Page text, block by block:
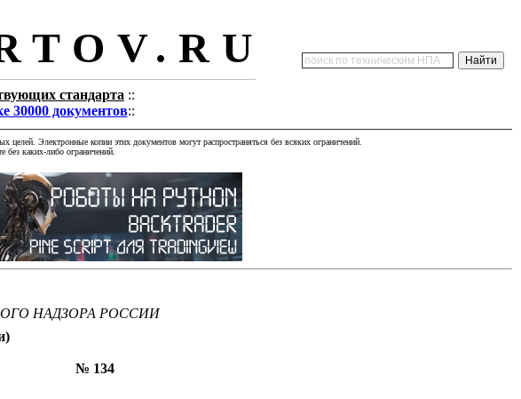
стандарта ::
документов::
Электронные копии этих документов могут распространяться без всяких ограничений.
каких-либо ограничений.
НАДЗОРА РОССИИ
№ 134